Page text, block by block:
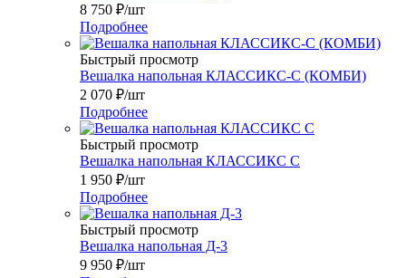
8 750 ₽/шт
Подробнее
Быстрый просмотр
Вешалка напольная КЛАССИКС-С (КОМБИ)
2 070 ₽/шт
Подробнее
Быстрый просмотр
Вешалка напольная КЛАССИКС С
1 950 ₽/шт
Подробнее
Быстрый просмотр
Вешалка напольная Д-3
9 950 ₽/шт